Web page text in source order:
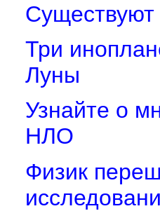
Три
Луны
Узнайте о
НЛО
Физик